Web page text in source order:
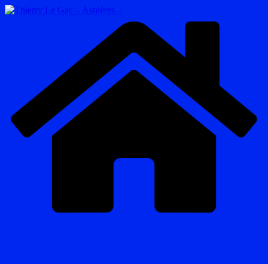
Passer